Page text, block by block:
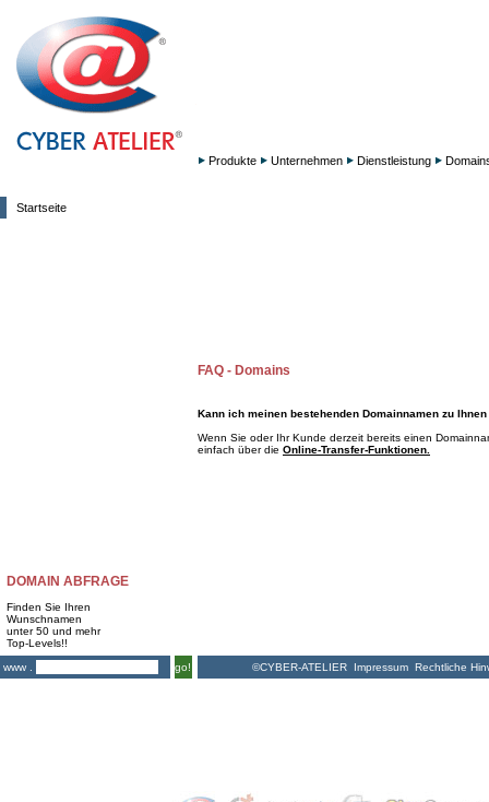
Startseite
DOMAIN ABFRAGE
Finden Sie Ihren
Wunschnamen
unter 50 und mehr
Top-Levels!!
www .
go!
Produkte Unternehmen Dienstleistung
FAQ - Domains
Kann ich meinen bestehenden Domainnamen zu
Wenn Sie oder Ihr Kunde derzeit bereits einen
einfach über die Online-Transfer-Funktionen.
©CYBER-ATELIER Impressum Rechtliche